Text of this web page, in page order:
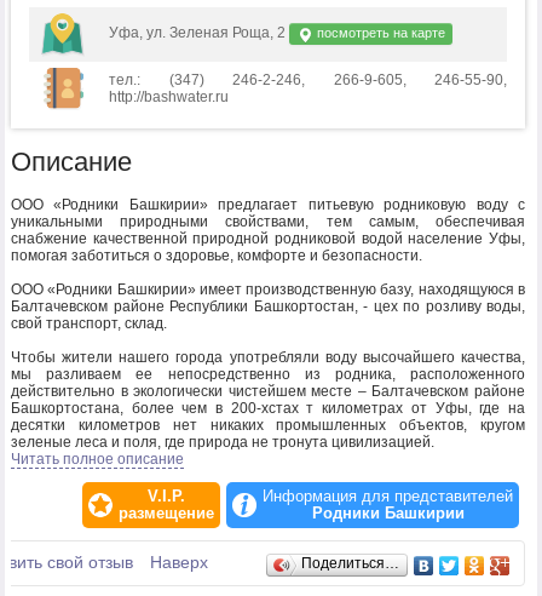
Уфа, ул. Зеленая Роща, 2 посмотреть на карте
тел.: (347) 246-2-246, 266-9-605, 246-55-90,
http://bashwater.ru
Описание
ООО «Родники Башкирии» предлагает питьевую родниковую воду с
уникальными природными свойствами, тем самым, обеспечивая
снабжение качественной природной родниковой водой население Уфы,
помогая заботиться о здоровье, комфорте и безопасности.
ООО «Родники Башкирии» имеет производственную базу, находящуюся в
Балтачевском районе Республики Башкортостан, - цех по розливу воды,
свой транспорт, склад.
Чтобы жители нашего города употребляли воду высочайшего качества,
мы разливаем ее непосредственно из родника, расположенного
действительно в экологически чистейшем месте – Балтачевском районе
Башкортостана, более чем в 200-хстах т километрах от Уфы, где на
десятки километров нет никаких промышленных объектов, кругом
зеленые леса и поля, где природа не тронута цивилизацией.
расположенном непосредственно возле источника, что позволяет
сохранить ее полезные свойства, созданные самой природой. Все
операции по розливу питьевой родниковой воды «БАШКИРСКИЙ
РОДНИК» выполняются на оборудовании автоматически без контакта с
руками человека.
Читать полное описание
V.I.P.
размещение
Информация для представителей
Родники Башкирии
Отзывы
свой отзыв Наверх Поделиться…